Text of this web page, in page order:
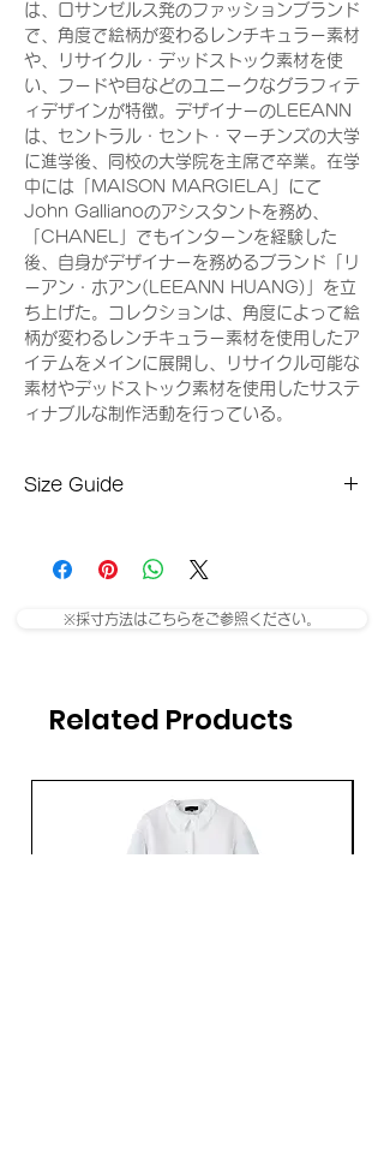
は、ロサンゼルス発のファッションブランド
で、角度で絵柄が変わるレンチキュラー素材
や、リサイクル・デッドストック素材を使
い、フードや目などのユニークなグラフィテ
ィデザインが特徴。デザイナーのLEEANN
は、セントラル・セント・マーチンズの大学
に進学後、同校の大学院を主席で卒業。在学
中には「MAISON MARGIELA」にて
John Gallianoのアシスタントを務め、
「CHANEL」でもインターンを経験した
後、自身がデザイナーを務めるブランド「リ
ーアン・ホアン(LEEANN HUANG)」を立
ち上げた。コレクションは、角度によって絵
柄が変わるレンチキュラー素材を使用したア
イテムをメインに展開し、リサイクル可能な
素材やデッドストック素材を使用したサステ
ィナブルな制作活動を行っている。
Size Guide
※採寸方法はこちらをご参照ください。
Related Products